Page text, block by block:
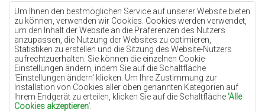
Um Ihnen den bestmöglichen Service auf unserer Website bieten
zu können, verwenden wir Cookies. Cookies werden verwendet,
um den Inhalt der Website an die Präferenzen des Nutzers
anzupassen, die Nutzung der Websites zu optimieren,
Statistiken zu erstellen und die Sitzung des Website-Nutzers
aufrechtzuerhalten. Sie können die einzelnen Cookie-
Einstellungen ändern, indem Sie auf die Schaltfläche
'Einstellungen ändern‘ klicken. Um Ihre Zustimmung zur
Installation von Cookies aller oben genannten Kategorien auf
Ihrem Endgerät zu erteilen, klicken Sie auf die Schaltfläche 'Alle
Cookies akzeptieren'
Teppiche Lilac
Teppiche Gelb
Teppiche Pfefferminz
Teppiche Blau
Teppiche Orange
Teppiche Rosa